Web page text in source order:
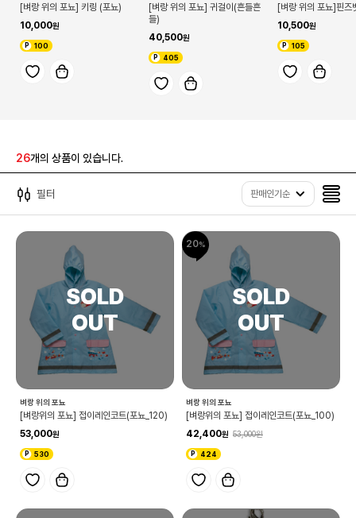
[벼랑 위의 포뇨] 키링 (포뇨)
10,000
100
[벼랑 위의 포뇨] 귀걸이(흔들흔
들)
40,500
405
[벼랑 위의 포뇨]핀즈
10,500
105
26개의 상품이 있습니다.
필터 판매인기순
벼랑 위의 포뇨
[벼랑위의 포뇨] 접이레인코트(포뇨_120)
53,000
530
20
벼랑 위의 포뇨
[벼랑위의 포뇨] 접이레인코트(포뇨_100)
42,400
53,000
424